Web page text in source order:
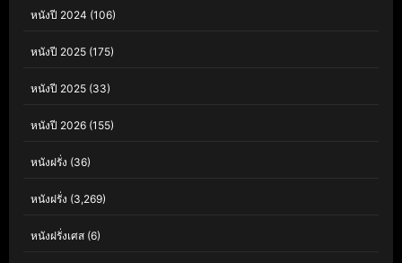
หนังปี 2024 (106)
หนังปี 2025 (175)
หนังปี 2025 (33)
หนังปี 2026 (155)
หนังฝรั่ง (36)
หนังฝรั่ง (3,269)
หนังฝรั่งเศส (6)